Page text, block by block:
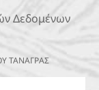
Δεδομένων
ΤΑΝΑΓΡΑΣ